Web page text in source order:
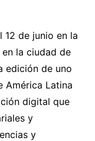
12 de junio en la
la ciudad de
edición de uno
América Latina
digital que
y
y